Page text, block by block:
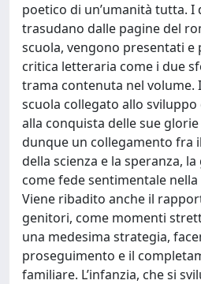
poetico di un’umanità tutta.
trasudano dalle pagine del
scuola, vengono presentati e
critica letteraria come i due
trama contenuta nel volume.
scuola collegato allo sviluppo
alla conquista delle sue
dunque un collegamento fra
della scienza e la speranza,
come fede sentimentale
Viene ribadito anche il
genitori, come momenti
una medesima strategia,
proseguimento e il
familiare. L’infanzia, che si